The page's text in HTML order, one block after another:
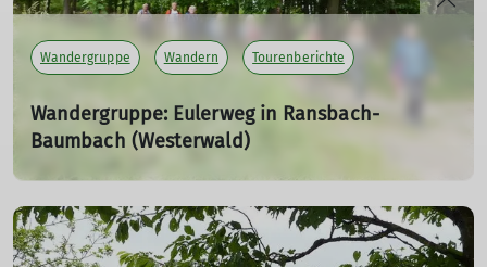
Wandergruppe Wandern Tourenberichte
Wandergruppe: Eulerweg in Ransbach-
Baumbach (Westerwald)
16.06.2024
Rundwanderung auf dem RB7/RB6/RB8 und Eulerweg
ab/bis Ransbach-Baumbach über Hundsdorf und
Wittgert. Einkehr in der Pizzeria Boxenstop in Ransbach-